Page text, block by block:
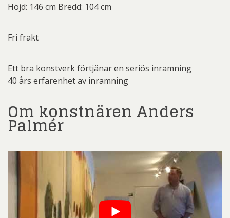
Höjd: 146 cm Bredd: 104 cm
Fri frakt
Ett bra konstverk förtjänar en seriös inramning
40 års erfarenhet av inramning
Om konstnären Anders
Palmér